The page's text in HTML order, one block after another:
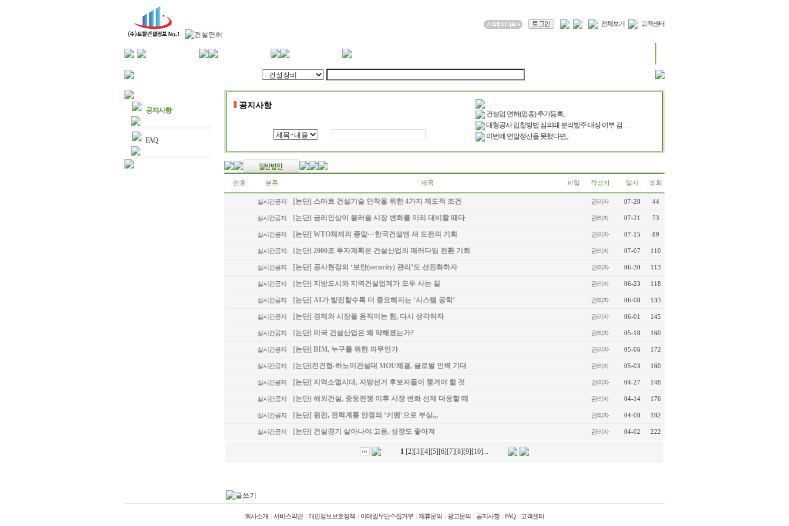
전체보기 고객센터
공지사항
FAQ
공지사항
건설업 면허(업종) 추가등록,,
대형공사 입찰방법 심의때 분리발주 대상 여부 검…
이번에 연말정산을 못했다면,,
번호 분류 제목 파일 작성자 일자 조회
실시간공지 [논단] 스마트 건설기술 안착을 위한 4가지 제도적 조건 관리자 07-28 44
실시간공지 [논단] 금리인상이 불러올 시장 변화를 미리 대비할 때다 관리자 07-21 73
실시간공지 [논단] WTO체제의 종말···한국건설엔 새 도전의 기회 관리자 07-15 89
실시간공지 [논단] 2000조 투자계획은 건설산업의 패러다임 전환 기회 관리자 07-07 110
실시간공지 [논단] 공사현장의 ‘보안(security) 관리’도 선진화하자 관리자 06-30 113
실시간공지 [논단] 지방도시와 지역건설업계가 모두 사는 길 관리자 06-23 118
실시간공지 [논단] AI가 발전할수록 더 중요해지는 ‘시스템 공학’ 관리자 06-08 133
실시간공지 [논단] 경제와 시장을 움직이는 힘, 다시 생각하자 관리자 06-01 145
실시간공지 [논단] 미국 건설산업은 왜 약해졌는가? 관리자 05-18 160
실시간공지 [논단] BIM, 누구를 위한 의무인가 관리자 05-06 172
실시간공지 [논단]전건협-하노이건설대 MOU체결, 글로벌 인력 기대 관리자 05-03 160
실시간공지 [논단] 지역소멸시대, 지방선거 후보자들이 챙겨야 할 것 관리자 04-27 148
실시간공지 [논단] 해외건설, 중동전쟁 이후 시장 변화 선제 대응할 때 관리자 04-14 176
실시간공지 [논단] 원전, 전력계통 안정의 ‘키맨’으로 부상,,, 관리자 04-08 182
실시간공지 [논단] 건설경기 살아나야 고용, 성장도 좋아져 관리자 04-02 222
1 [2][3][4][5][6][7][8][9][10]...
회사소개 서비스약관 개인정보보호정책 이메일무단수집거부 제휴문의 광고문의 공지사항 FAQ
고객센터